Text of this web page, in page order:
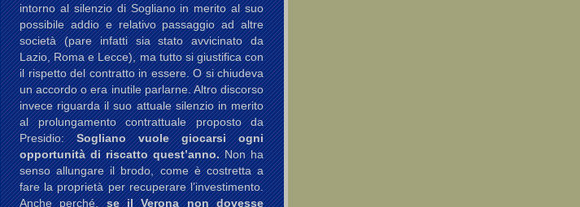
intorno al silenzio di Sogliano in merito al suo
possibile addio e relativo passaggio ad altre
società (pare infatti sia stato avvicinato da
Lazio, Roma e Lecce), ma tutto si giustifica con
il rispetto del contratto in essere. O si chiudeva
un accordo o era inutile parlarne. Altro discorso
invece riguarda il suo attuale silenzio in merito
al prolungamento contrattuale proposto da
Presidio:Sogliano vuole giocarsi ogni
opportunità di riscatto quest’anno.Non ha
senso allungare il brodo, come è costretta a
fare la proprietà per recuperare l’investimento.
Anche perché,se il Verona non dovesse